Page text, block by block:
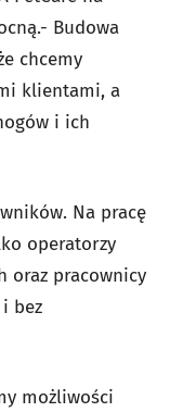
Budowa
chcemy
klientami, a
i ich
Na pracę
operatorzy
oraz pracownicy
bez
możliwości